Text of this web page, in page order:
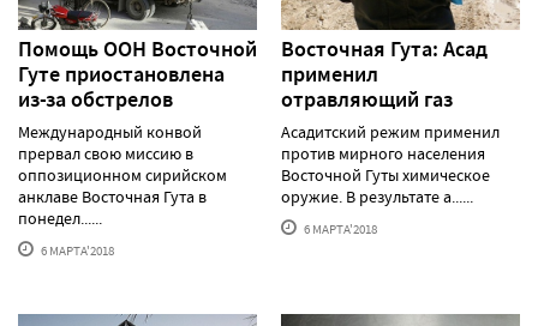
Помощь ООН Восточной
Гуте приостановлена
из-за обстрелов
Международный конвой
прервал свою миссию в
оппозиционном сирийском
анклаве Восточная Гута в
понедел......
6 МАРТА'2018
Восточная Гута: Асад
применил
отравляющий газ
Асадитский режим применил
против мирного населения
Восточной Гуты химическое
оружие. В результате а......
6 МАРТА'2018